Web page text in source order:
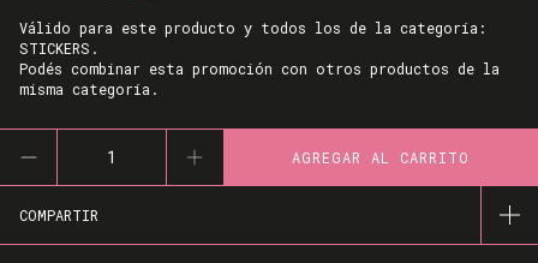
Válido para este producto y todos los de la categoría:
STICKERS.
Podés combinar esta promoción con otros productos de la
misma categoría.
COMPARTIR